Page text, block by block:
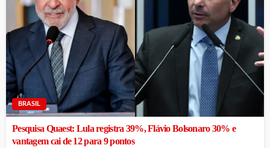
BRASIL
Pesquisa Quaest: Lula registra 39%, Flávio Bolsonaro 30% e
vantagem cai de 12 para 9 pontos